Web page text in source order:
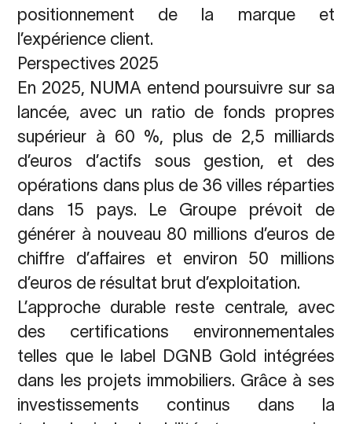
positionnement de la marque et
l’expérience client.
Perspectives 2025
En 2025, NUMA entend poursuivre sur sa
lancée, avec un ratio de fonds propres
supérieur à 60 %, plus de 2,5 milliards
d’euros d’actifs sous gestion, et des
opérations dans plus de 36 villes réparties
dans 15 pays. Le Groupe prévoit de
générer à nouveau 80 millions d’euros de
chiffre d’affaires et environ 50 millions
d’euros de résultat brut d’exploitation.
L’approche durable reste centrale, avec
des certifications environnementales
telles que le label DGNB Gold intégrées
dans les projets immobiliers. Grâce à ses
investissements continus dans la